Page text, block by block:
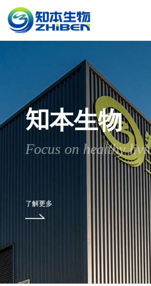
知本生物
Focus on healthy
了解更多
知本生物
Focus on healthy
了解更多
知本生物
Focus on healthy
了解更多